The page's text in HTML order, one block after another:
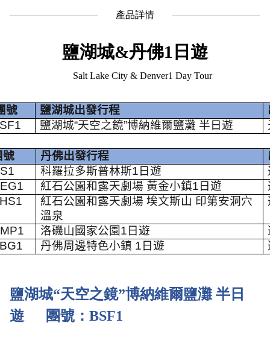
產品詳情
鹽湖城&丹佛1日遊
Salt Lake City & Denver1 Day Tour
號 鹽湖城出發行程
鹽湖城“天空之鏡”博納維爾鹽灘 半日遊
號 丹佛出發行程
科羅拉多斯普林斯1 日遊
紅石公園和露天劇場 黃金小鎮1 日遊
紅石公園和露天劇場 埃文斯山 印第安洞穴
溫泉
洛磯山國家公園1 日遊
丹佛周邊特色小鎮 1 日遊
鹽湖城“天空之鏡”博納維爾鹽灘 半日
遊      團號：BSF1